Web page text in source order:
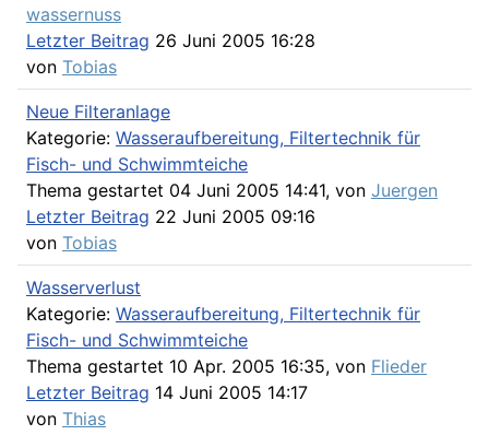
wassernuss
Letzter Beitrag 26 Juni 2005 16:28
von Tobias
Neue Filteranlage
Kategorie: Wasseraufbereitung, Filtertechnik für
Fisch- und Schwimmteiche
Thema gestartet 04 Juni 2005 14:41, von Juergen
Letzter Beitrag 22 Juni 2005 09:16
von Tobias
Wasserverlust
Kategorie: Wasseraufbereitung, Filtertechnik für
Fisch- und Schwimmteiche
Thema gestartet 10 Apr. 2005 16:35, von Flieder
Letzter Beitrag 14 Juni 2005 14:17
von Thias